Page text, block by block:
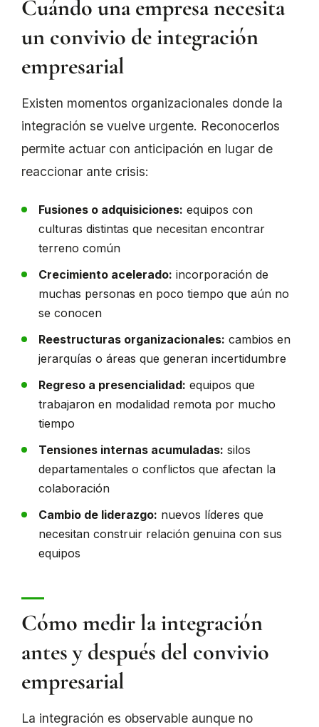
Cuándo una empresa necesita
un convivio de integración
empresarial
Existen momentos organizacionales donde la
integración se vuelve urgente. Reconocerlos
permite actuar con anticipación en lugar de
reaccionar ante crisis:
Fusiones o adquisiciones: equipos con
culturas distintas que necesitan encontrar
terreno común
Crecimiento acelerado: incorporación de
muchas personas en poco tiempo que aún no
se conocen
Reestructuras organizacionales: cambios en
jerarquías o áreas que generan incertidumbre
Regreso a presencialidad: equipos que
trabajaron en modalidad remota por mucho
tiempo
Tensiones internas acumuladas: silos
departamentales o conflictos que afectan la
colaboración
Cambio de liderazgo: nuevos líderes que
necesitan construir relación genuina con sus
equipos
Cómo medir la integración
antes y después del convivio
empresarial
La integración es observable aunque no